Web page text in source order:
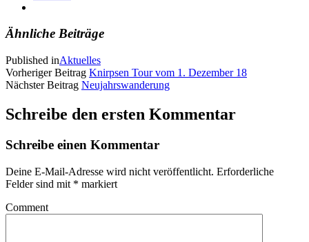
Ähnliche Beiträge
Published inAktuelles
Vorheriger Beitrag Knirpsen Tour vom 1. Dezember 18
Nächster Beitrag Neujahrswanderung
Schreibe den ersten Kommentar
Schreibe einen Kommentar
Deine E-Mail-Adresse wird nicht veröffentlicht. Erforderliche
Felder sind mit * markiert
Comment